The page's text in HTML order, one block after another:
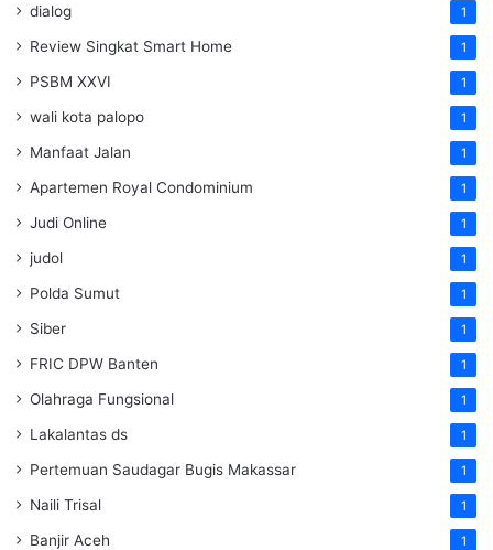
dialog 1
Review Singkat Smart Home 1
PSBM XXVI 1
wali kota palopo 1
Manfaat Jalan 1
Apartemen Royal Condominium 1
Judi Online 1
judol 1
Polda Sumut 1
Siber 1
FRIC DPW Banten 1
Olahraga Fungsional 1
Lakalantas ds 1
Pertemuan Saudagar Bugis Makassar 1
Naili Trisal 1
Banjir Aceh 1